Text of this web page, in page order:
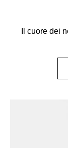
Il cuore dei